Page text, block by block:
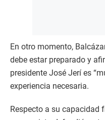
En otro momento,
debe estar preparado y
presidente José Jerí es
experiencia necesaria.
Respecto a su capacidad